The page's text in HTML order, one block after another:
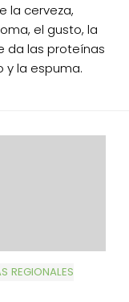
la cerveza,
el gusto, la
da las proteínas
y la espuma.
REGIONALES